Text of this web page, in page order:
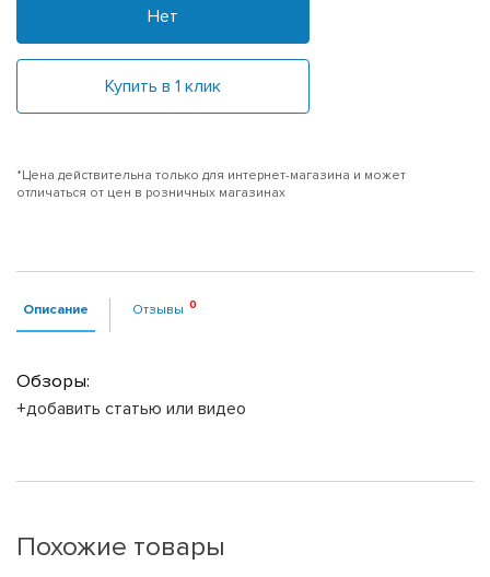
Нет
Купить в 1 клик
*Цена действительна только для интернет-магазина и может
отличаться от цен в розничных магазинах
Описание Отзывы
Обзоры:
+добавить статью или видео
Похожие товары